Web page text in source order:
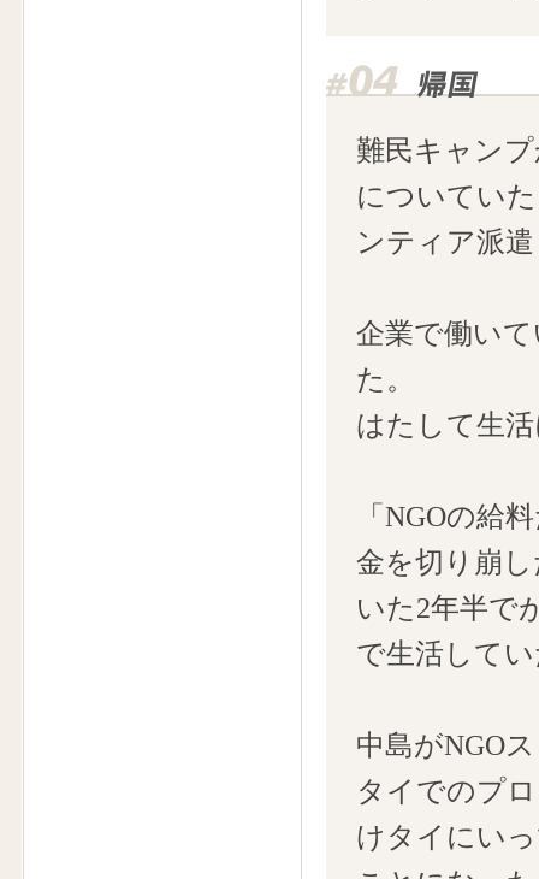
難民キャン
についてい
ンティア派
企業で働い
た。
はたして生
「NGOの給
金を切り崩
いた2年半で
で生活して
中島がNGO
タイでのプ
けタイにい